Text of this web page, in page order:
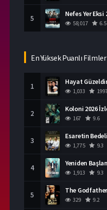
5 Nefes Yer Eksi
58,017 6.5
En Yüksek Puanlı Filmler
1 Hayat
1,033
2 Koloni 2026
167 9.6
3 Esaretin
1,775 9.3
4 Yeniden
1,913 9.3
5 The
329 9.2